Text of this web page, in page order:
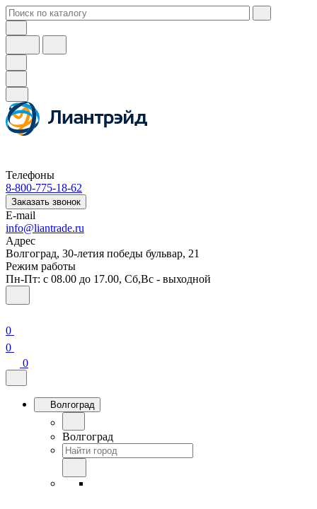
Телефоны
8-800-775-18-62
Заказать звонок
E-mail
info@liantrade.ru
Адрес
Волгоград, 30-летия победы бульвар, 21
Режим работы
Пн-Пт: c 08.00 до 17.00, Cб,Вс - выходной
0
0
0
Волгоград
Волгоград